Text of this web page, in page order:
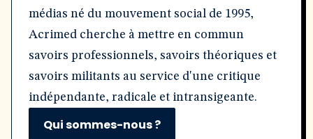
médias né du mouvement social de 1995,
Acrimed cherche à mettre en commun
savoirs professionnels, savoirs théoriques et
savoirs militants au service d'une critique
indépendante, radicale et intransigeante.
Qui sommes-nous ?